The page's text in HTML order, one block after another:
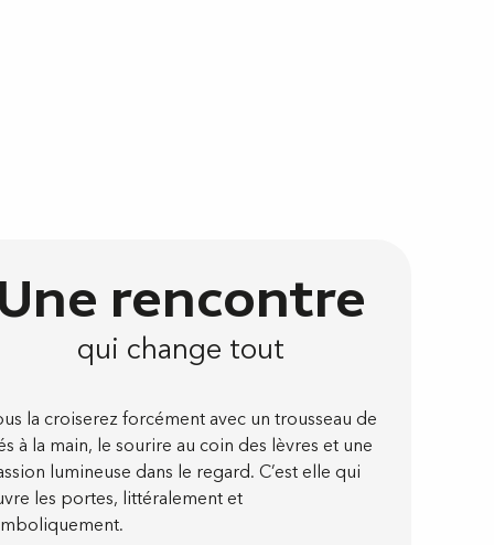
Une rencontre
qui change tout
la croiserez forcément avec un trousseau de
à la main, le sourire au coin des lèvres et une
lumineuse dans le regard. C’est elle qui
les portes, littéralement et